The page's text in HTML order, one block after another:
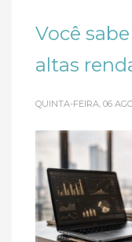
Você
altas
QUINTA-FEIRA, 06